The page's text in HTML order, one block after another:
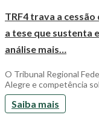
TRF4 trava a
a tese que sustenta
análise mais…
O Tribunal Regional
Alegre e competência
Saiba mais